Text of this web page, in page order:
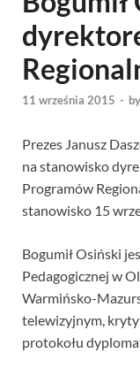
11 września 2015 - by
Prezes Janusz
na stanowisko
Programów
stanowisko 15
Bogumił Osiński
Pedagogicznej w
Warmińsko-
telewizyjnym,
protokołu